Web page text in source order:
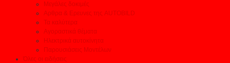
Μεγάλες δοκιμές
Αρθρα & Ερευνες της AUTOBILD
Τα καλύτερα
Αγοραστικά θέματα
Ηλεκτρικά αυτοκίνητα
Παρουσιάσεις Μοντέλων
Όλες οι ειδήσεις